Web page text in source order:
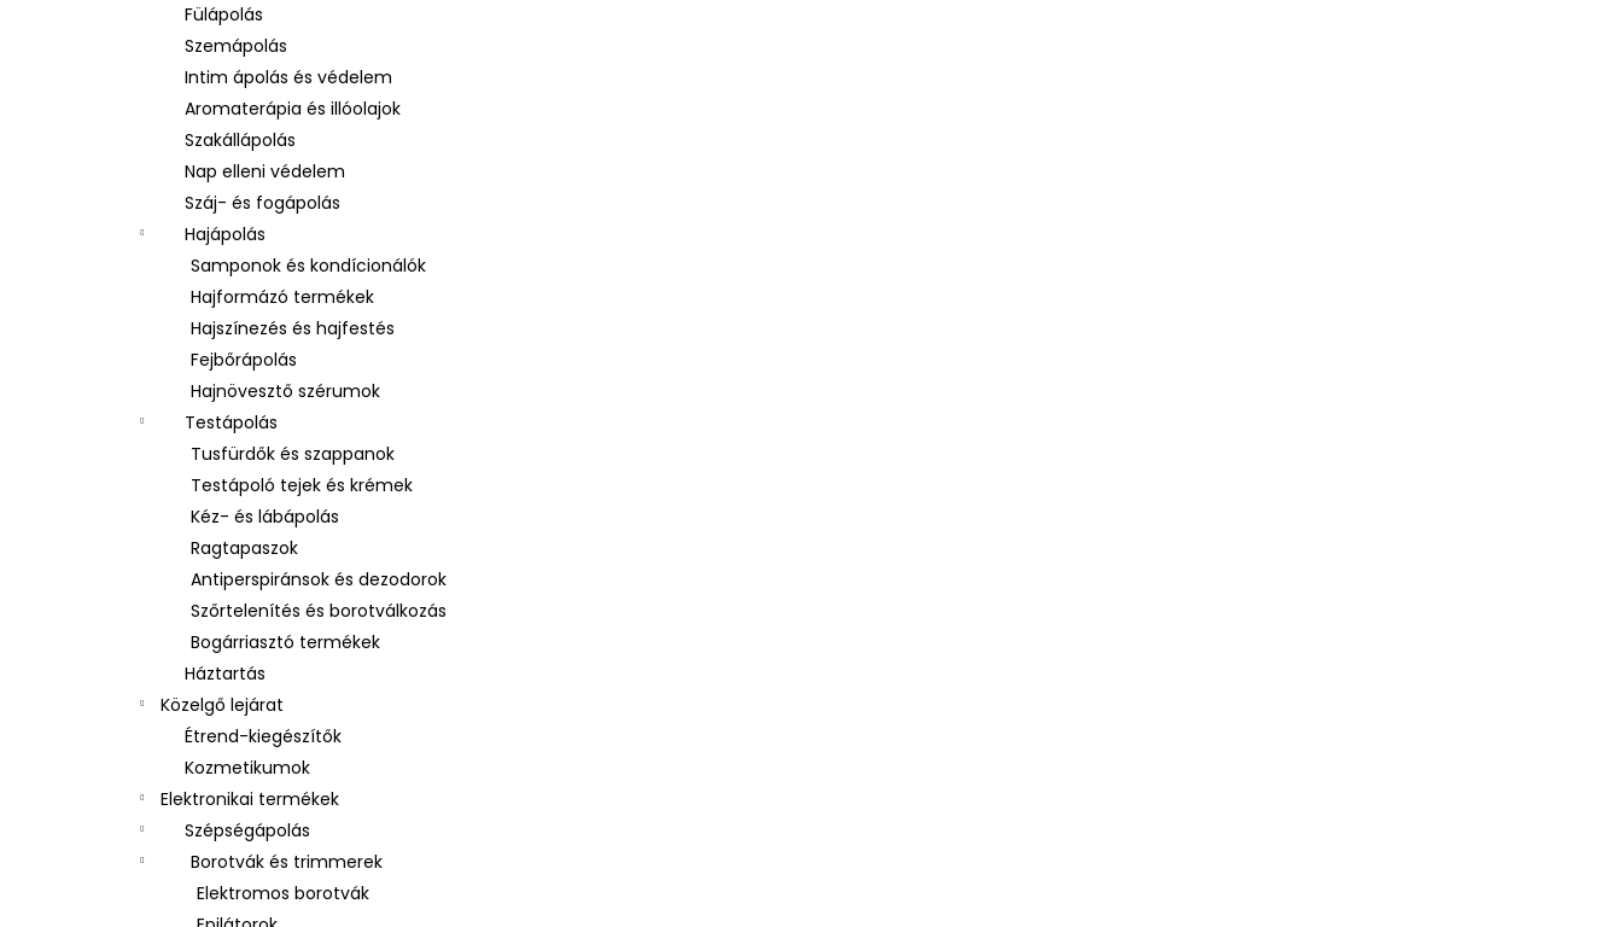
Fülápolás
Szemápolás
Intim ápolás és védelem
Aromaterápia és illóolajok
Szakállápolás
Nap elleni védelem
Száj- és fogápolás
Hajápolás
Samponok és kondícionálók
Hajformázó termékek
Hajszínezés és hajfestés
Fejbőrápolás
Hajnövesztő szérumok
Testápolás
Tusfürdők és szappanok
Testápoló tejek és krémek
Kéz- és lábápolás
Ragtapaszok
Antiperspiránsok és dezodorok
Szőrtelenítés és borotválkozás
Bogárriasztó termékek
Háztartás
Közelgő lejárat
Étrend-kiegészítők
Kozmetikumok
Elektronikai termékek
Szépségápolás
Borotvák és trimmerek
Elektromos borotvák